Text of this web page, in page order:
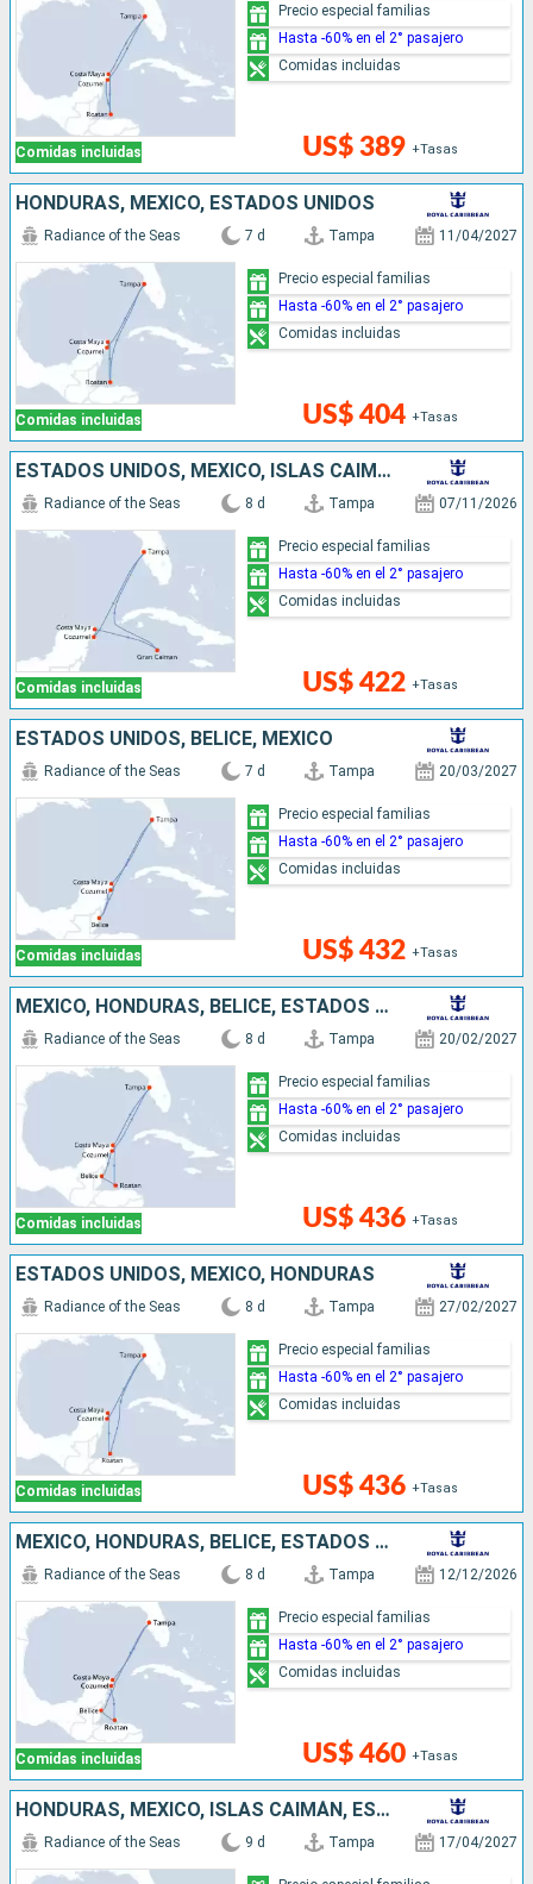
Comidas incluidas US$ 389 +Tasas
Precio especial familias
Hasta -60% en el 2° pasajero
Comidas incluidas
HONDURAS, MÉXICO, ESTADOS UNIDOS
Comidas incluidas
Radiance of the Seas 7 d Tampa 11/04/2027
US$ 404 +Tasas
Precio especial familias
Hasta -60% en el 2° pasajero
Comidas incluidas
ESTADOS UNIDOS, MÉXICO, ISLAS CAIMÁN
Comidas incluidas
Radiance of the Seas 8 d Tampa 07/11/2026
US$ 422 +Tasas
Precio especial familias
Hasta -60% en el 2° pasajero
Comidas incluidas
ESTADOS UNIDOS, BELICE, MÉXICO
Comidas incluidas
Radiance of the Seas 7 d Tampa 20/03/2027
US$ 432 +Tasas
Precio especial familias
Hasta -60% en el 2° pasajero
Comidas incluidas
MÉXICO, HONDURAS, BELICE, ESTADOS UNIDOS
Comidas incluidas
Radiance of the Seas 8 d Tampa 20/02/2027
US$ 436 +Tasas
Precio especial familias
Hasta -60% en el 2° pasajero
Comidas incluidas
ESTADOS UNIDOS, MÉXICO, HONDURAS
Comidas incluidas
Radiance of the Seas 8 d Tampa 27/02/2027
US$ 436 +Tasas
Precio especial familias
Hasta -60% en el 2° pasajero
Comidas incluidas
MÉXICO, HONDURAS, BELICE, ESTADOS UNIDOS
Comidas incluidas
Radiance of the Seas 8 d Tampa 12/12/2026
US$ 460 +Tasas
Precio especial familias
Hasta -60% en el 2° pasajero
Comidas incluidas
HONDURAS, MÉXICO, ISLAS CAIMÁN, ESTADOS UNIDOS
Radiance of the Seas 9 d Tampa 17/04/2027